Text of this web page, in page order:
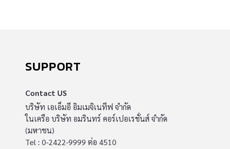
SUPPORT
Contact US
บริษัท เอเอ็มอี อิมเมจิเนทีฟ จำกัด
ในเครือ บริษัท อมรินทร์ คอร์เปอเรชั่นส์ จำกัด
(มหาชน)
Tel : 0-2422-9999 ต่อ 4510